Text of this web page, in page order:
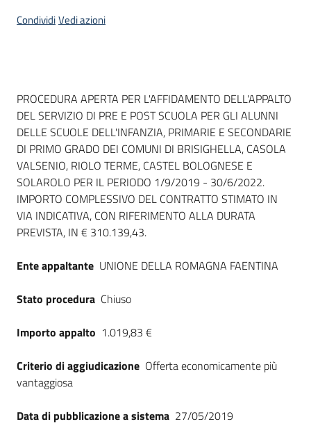
CondividiVedi azioni
Dati del bando
PROCEDURA APERTA PER L'AFFIDAMENTO DELL'APPALTO
DEL SERVIZIO DI PRE E POST SCUOLA PER GLI ALUNNI
DELLE SCUOLE DELL'INFANZIA, PRIMARIE E SECONDARIE
DI PRIMO GRADO DEI COMUNI DI BRISIGHELLA, CASOLA
VALSENIO, RIOLO TERME, CASTEL BOLOGNESE E
SOLAROLO PER IL PERIODO 1/9/2019 - 30/6/2022.
IMPORTO COMPLESSIVO DEL CONTRATTO STIMATO IN
VIA INDICATIVA, CON RIFERIMENTO ALLA DURATA
PREVISTA, IN € 310.139,43.
Ente appaltante UNIONE DELLA ROMAGNA FAENTINA
Stato procedura Chiuso
Importo appalto 1.019,83 €
Criterio di aggiudicazione Offerta economicamente più
vantaggiosa
Data di pubblicazione a sistema 27/05/2019